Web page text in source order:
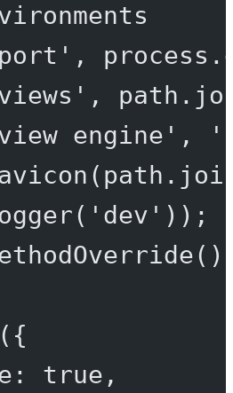
,
, path.
engine' ,
(path.
( 'dev' ));
({
true ,